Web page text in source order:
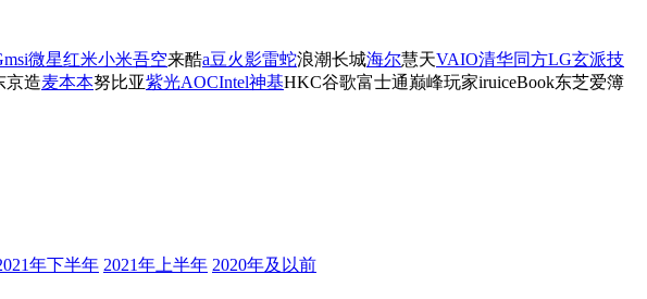
msi微星红米小米吾空来酷a豆火影雷蛇浪潮长城海尔慧天VAIO清华同方LG玄派技
京造麦本本努比亚紫光AOCIntel神基HKC谷歌富士通巅峰玩家iruiceBook东芝爱簿
年下半年 2021年上半年 2020年及以前